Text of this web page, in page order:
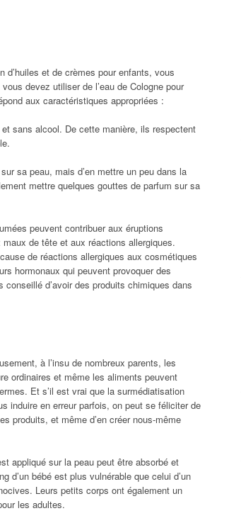
d’huiles et de crèmes pour enfants, vous
devez utiliser de l’eau de Cologne pour
aux caractéristiques appropriées :
sans alcool. De cette manière, ils respectent
sa peau, mais d’en mettre un peu dans la
mettre quelques gouttes de parfum sur sa
peuvent contribuer aux éruptions
de tête et aux réactions allergiques.
de réactions allergiques aux cosmétiques
hormonaux qui peuvent provoquer des
d’avoir des produits chimiques dans
à l’insu de nombreux parents, les
ordinaires et même les aliments peuvent
Et s’il est vrai que la surmédiatisation
induire en erreur parfois, on peut se féliciter de
produits, et même d’en créer nous-même
appliqué sur la peau peut être absorbé et
bébé est plus vulnérable que celui d’un
Leurs petits corps ont également un
les adultes.